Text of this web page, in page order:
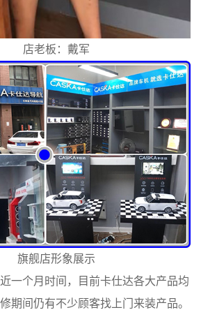
店老板：戴军
旗舰店形象展示
一个月时间，目前卡仕达各大产品均
期间仍有不少顾客找上门来装产品。